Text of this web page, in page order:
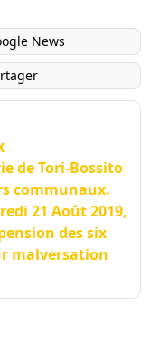
News
de Tori-Bossito
communaux.
21 Août 2019,
des six
malversation